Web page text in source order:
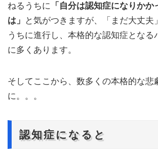
ねるうちに
「自分は認知症になりか
は」
と気がつきますが、「まだ大丈夫
うちに進行し、本格的な認知症となる
に多くあります。
そしてここから、数多くの本格的な悲
に。。。
認知症になると